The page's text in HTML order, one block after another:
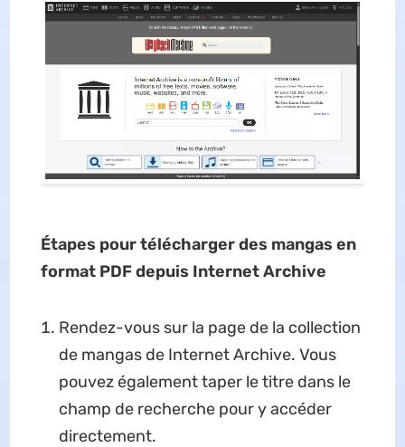
Étapes pour télécharger des mangas en
format PDF depuis Internet Archive
Rendez-vous sur la page de la collection
de mangas de Internet Archive. Vous
pouvez également taper le titre dans le
champ de recherche pour y accéder
directement.